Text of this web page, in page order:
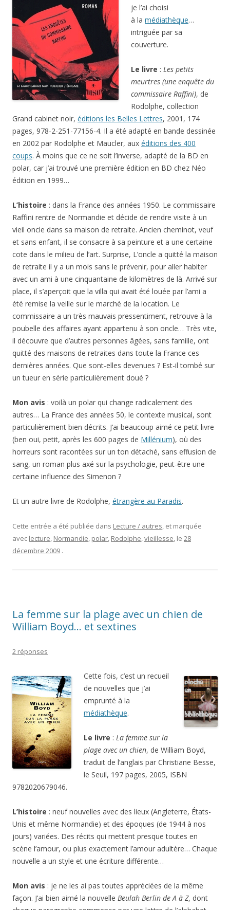
je l’ai choisi
à la médiathèque…
intriguée par sa
couverture.
Le livre : Les petits
meurtres (une enquête du
commissaire Raffini), de
Rodolphe, collection
Grand cabinet noir, éditions les Belles Lettres, 2001, 174
pages, 978-2-251-77156-4. Il a été adapté en bande dessinée
en 2002 par Rodolphe et Maucler, aux éditions des 400
coups. À moins que ce ne soit l’inverse, adapté de la BD en
polar, car j’ai trouvé une première édition en BD chez Néo
édition en 1999…
L’histoire : dans la France des années 1950. Le commissaire
Raffini rentre de Normandie et décide de rendre visite à un
vieil oncle dans sa maison de retraite. Ancien cheminot, veuf
et sans enfant, il se consacre à sa peinture et a une certaine
cote dans le milieu de l’art. Surprise, L’oncle a quitté la maison
de retraite il y a un mois sans le prévenir, pour aller habiter
avec un ami à une cinquantaine de kilomètres de là. Arrivé sur
place, il s’aperçoit que la villa qui avait été louée par l’ami a
été remise la veille sur le marché de la location. Le
commissaire a un très mauvais pressentiment, retrouve à la
poubelle des affaires ayant appartenu à son oncle… Très vite,
il découvre que d’autres personnes âgées, sans famille, ont
quitté des maisons de retraites dans toute la France ces
dernières années. Que sont-elles devenues ? Est-il tombé sur
un tueur en série particulièrement doué ?
Mon avis : voilà un polar qui change radicalement des
autres… La France des années 50, le contexte musical, sont
particulièrement bien décrits. J’ai beaucoup aimé ce petit livre
(ben oui, petit, après les 600 pages de Millénium), où des
horreurs sont racontées sur un ton détaché, sans effusion de
sang, un roman plus axé sur la psychologie, peut-être une
certaine influence des Simenon ?
Et un autre livre de Rodolphe, étrangère au Paradis.
Cette entrée a été publiée dans Lecture / autres, et marquée
avec lecture, Normandie, polar, Rodolphe,vieillesse, le 28
décembre 2009 .
La femme sur la plage avec un chien de
William Boyd… et sextines
2 réponses
Cette fois, c’est un recueil
de nouvelles que j’ai
emprunté à la
médiathèque.
Le livre : La femme sur la
plage avec un chien, de William Boyd,
traduit de l’anglais par Christiane Besse,
le Seuil, 197 pages, 2005, ISBN
9782020679046.
L’histoire : neuf nouvelles avec des lieux (Angleterre, États-
Unis et même Normandie) et des époques (de 1944 à nos
jours) variées. Des récits qui mettent presque toutes en
scène l’amour, ou plus exactement l’amour adultère… Chaque
nouvelle a un style et une écriture différente…
Mon avis : je ne les ai pas toutes appréciées de la même
façon. J’ai bien aimé la nouvelle Beulah Berlin de A à Z, dont